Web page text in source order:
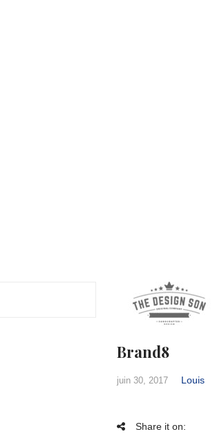
Brand8
juin 30, 2017 Louis
Share it on: